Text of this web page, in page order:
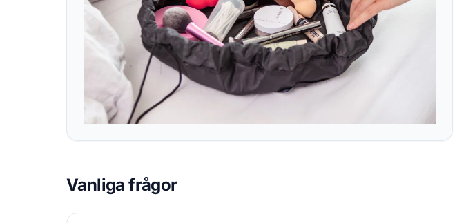
Vanliga frågor